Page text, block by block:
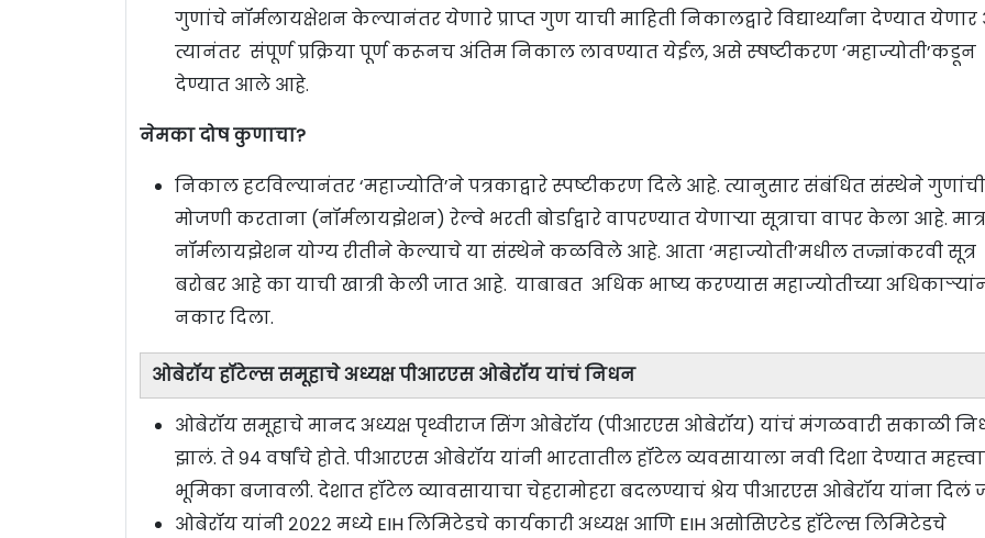
गुणांचे नॉर्मलायक्षेशन केल्यानंतर येणारे प्राप्त गुण याची माहिती निकालद्वारे विद्यार्थ्यांना देण्यात
त्यानंतर संपूर्ण प्रक्रिया पूर्ण करूनच अंतिम निकाल लावण्यात येईल, असे स्षष्टीकरण ‘महाज्योती’कडून
देण्यात आले आहे.
नेमका दोष कुणाचा?
निकाल हटविल्यानंतर ‘महाज्योति’ने पत्रकाद्वारे स्पष्टीकरण दिले आहे. त्यानुसार संबंधित संस्थेने गुणांची
मोजणी करताना (नॉर्मलायझेशन) रेल्वे भरती बोर्डाद्वारे वापरण्यात येणाऱ्या सूत्राचा वापर केला आहे. मात्र
नॉर्मलायझेशन योग्य रीतीने केल्याचे या संस्थेने कळविले आहे. आता ‘महाज्योती’मधील तज्ज्ञांकरवी सूत्र
बरोबर आहे का याची खात्री केली जात आहे. याबाबत अधिक भाष्य करण्यास महाज्योतीच्या
नकार दिला.
ओबेरॉय हॉटेल्स समूहाचे अध्यक्ष पीआरएस ओबेरॉय यांचं निधन
ओबेरॉय समूहाचे मानद अध्यक्ष पृथ्वीराज सिंग ओबेरॉय (पीआरएस ओबेरॉय) यांचं मंगळवारी सकाळी
झालं. ते ९४ वर्षांचे होते. पीआरएस ओबेरॉय यांनी भारतातील हॉटेल व्यवसायाला नवी दिशा देण्यात
भूमिका बजावली. देशात हॉटेल व्यावसायाचा चेहरामोहरा बदलण्याचं श्रेय पीआरएस ओबेरॉय यांना दिलं
ओबेरॉय यांनी २०२२ मध्ये EIH लिमिटेडचे ​​कार्यकारी अध्यक्ष आणि EIH असोसिएटेड हॉटेल्स लिमिटेडचे ​​